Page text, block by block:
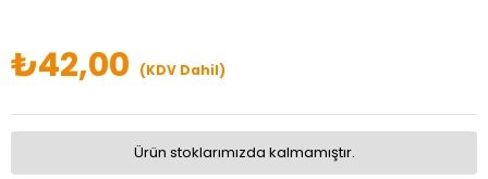
₺42,00 (KDV Dahil)
Ürün stoklarımızda kalmamıştır.